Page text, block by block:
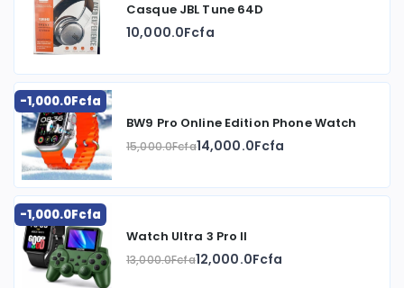
Casque JBL Tune 64D
10,000.0Fcfa
-1,000.0Fcfa
BW9 Pro Online Edition Phone Watch
15,000.0Fcfa14,000.0Fcfa
-1,000.0Fcfa
Watch Ultra 3 Pro II
13,000.0Fcfa12,000.0Fcfa